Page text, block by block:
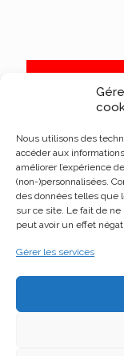
Nous utilisons des
accéder aux
améliorer l’expérience
(non-)personnalisées.
des données telles que
sur ce site. Le fait de
peut avoir un effet
Gérer les services